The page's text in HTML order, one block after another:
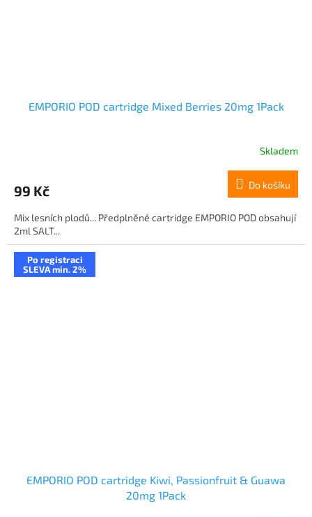
EMPORIO POD cartridge Mixed Berries 20mg 1Pack
Skladem
99 Kč Do košíku
Mix lesních plodů... Předplněné cartridge EMPORIO POD obsahují
2ml SALT...
Po registraci
SLEVA min. 2%
EMPORIO POD cartridge Kiwi, Passionfruit & Guawa
20mg 1Pack